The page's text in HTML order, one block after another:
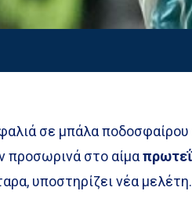
σε μπάλα ποδοσφαίρου
προσωρινά στο αίμα
υποστηρίζει νέα μελέτη.